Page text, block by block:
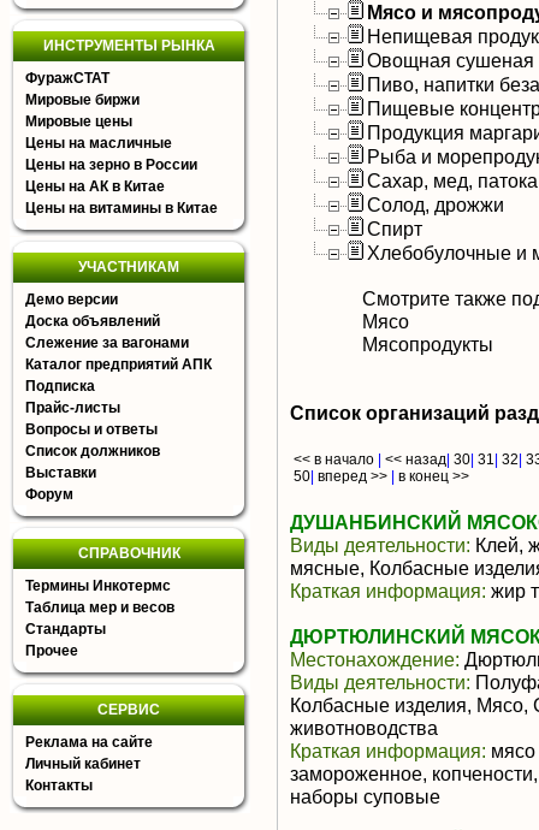
ИНСТРУМЕНТЫ РЫНКА
ФуражСТАТ
Мировые биржи
Мировые цены
Цены на масличные
Цены на зерно в России
Цены на АК в Китае
Цены на витамины в Китае
УЧАСТНИКАМ
Демо версии
Доска объявлений
Слежение за вагонами
Каталог предприятий АПК
Подписка
Прайс-листы
Вопросы и ответы
Список должников
Выставки
Форум
СПРАВОЧНИК
Термины Инкотермс
Таблица мер и весов
Стандарты
Прочее
СЕРВИС
Реклама на сайте
Личный кабинет
Контакты
Мясо и
Непищевая
Овощная сушеная
Пиво, напитки
Пищевые
Продукция
Рыба и
Сахар, мед, патока
Солод, дрожжи
Спирт
Хлебобулочные и
Смотрите также
Мясо
Мясопродукты
Список организаций
<< в начало << назад 30 31 32
50 вперед >> в конец >>
ДУШАНБИНСКИЙ
Виды деятельности: Клей,
мясные, Колбасные
Краткая информация: жир
ДЮРТЮЛИНСКИЙ
Местонахождение:
Виды деятельности:
Колбасные изделия, Мясо,
животноводства
Краткая информация: мясо
замороженное,
наборы суповые